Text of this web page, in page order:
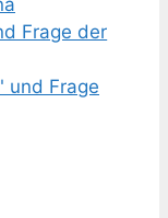
Frage der